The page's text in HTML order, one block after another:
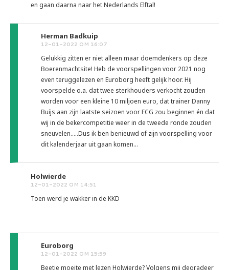
en gaan daarna naar het Nederlands Elftal!
Herman Badkuip
12-01-2022 OM 16:07
Gelukkig zitten er niet alleen maar doemdenkers op deze
Boerenmachtsite! Heb de voorspellingen voor 2021 nog
even teruggelezen en Euroborg heeft gelijk hoor. Hij
voorspelde o.a. dat twee sterkhouders verkocht zouden
worden voor een kleine 10 miljoen euro, dat trainer Danny
Buijs aan zijn laatste seizoen voor FCG zou beginnen én dat
wij in de bekercompetitie weer in de tweede ronde zouden
sneuvelen.....Dus ik ben benieuwd of zijn voorspelling voor
dit kalenderjaar uit gaan komen...
Holwierde
12-01-2022 OM 14:51
Toen werd je wakker in de KKD
Euroborg
12-01-2022 OM 15:59
Beetje moeite met lezen Holwierde? Volgens mij degradeer